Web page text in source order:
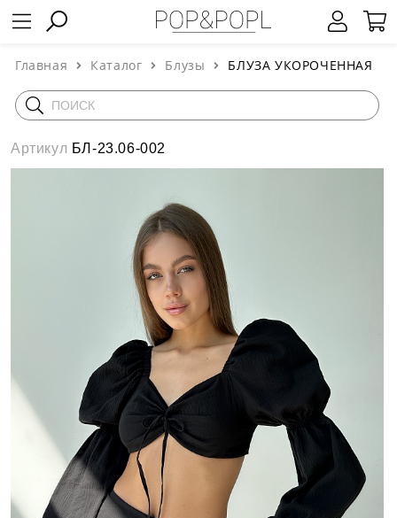
Главная Каталог Блузы БЛУЗА УКОРОЧЕННАЯ
Артикул БЛ-23.06-002